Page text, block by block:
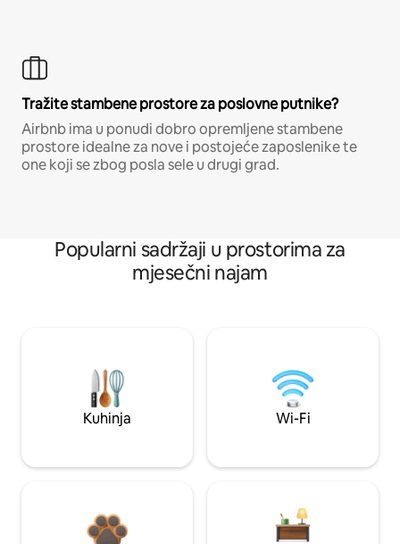
Tražite stambene prostore za poslovne putnike?
Airbnb ima u ponudi dobro opremljene stambene
prostore idealne za nove i postojeće zaposlenike te
one koji se zbog posla sele u drugi grad.
Popularni sadržaji u prostorima za
mjesečni najam
Kuhinja Wi-Fi